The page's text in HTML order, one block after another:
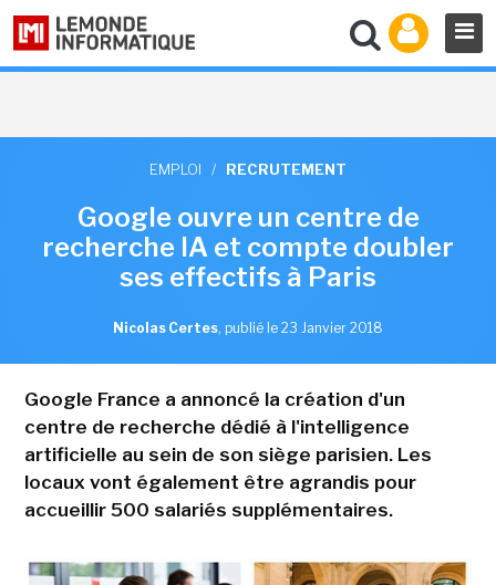
EMPLOI / RECRUTEMENT
Google ouvre un centre de
recherche IA et compte doubler
ses effectifs à Paris
Nicolas Certes, publié le 23 Janvier 2018
Google France a annoncé la création d'un
centre de recherche dédié à l'intelligence
artificielle au sein de son siège parisien. Les
locaux vont également être agrandis pour
accueillir 500 salariés supplémentaires.